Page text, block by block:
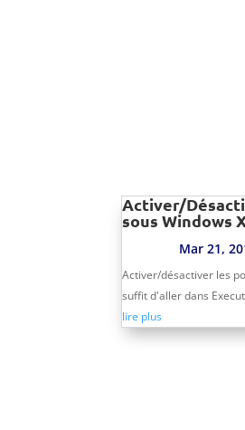
Activer/
sous Windows
Mar 21,
Activer/désactiver les
suffit d'aller dans
lire plus